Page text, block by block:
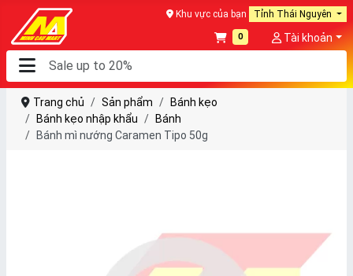
Khu vực của bạn Tỉnh Thái Nguyên
0 Tài khoản
Trang chủ Sản phẩm
Bánh kẹo
Bánh kẹo nhập khẩu
Bánh
Bánh mì nướng Caramen Tipo 50g